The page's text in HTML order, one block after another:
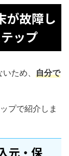
が故障し
ップ
ため、 自分で
プで紹介しま
元・保